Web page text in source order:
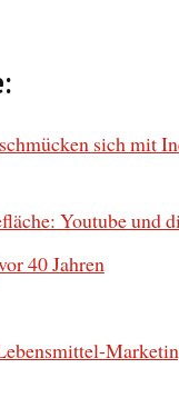
sich mit
Youtube und
40 Jahren